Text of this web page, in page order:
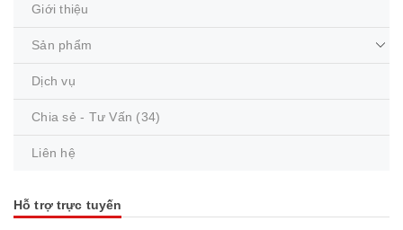
Giới thiệu
Sản phẩm
Dịch vụ
Chia sẻ - Tư Vấn (34)
Liên hệ
Hỗ trợ trực tuyến